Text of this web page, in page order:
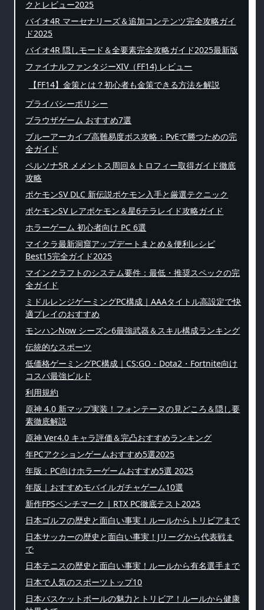
クとレビュー2025
バイオ4R マーセナリーズ＆追加コンテンツ完全攻略ガイ
ド2025
バイオ4R 隠しモード＆全要素完全攻略ガイド2025最新版
ファイナルファンタジーXIV（FF14) レビュー
【FF14】金策とは？初心者も金策できる方法を解説
プライバシーポリシー
ブラウザゲーム おすすめ7選
ブルーアーカイブ高難易度ボス攻略：PvEで勝つための完
全ガイド
ペルソナ5R メメントス周回＆トロフィー取得ガイド徹底
攻略
ポケモンSV DLC 新伝説ポケモン入手と厳選テクニック
ポケモンSV レアポケモン＆星6テラレイド攻略ガイド
ホラーゲーム 初心者向け PC 6選
マイクラ最新洞窟アップデートまとめ＆便利レシピ
Best15完全ガイド2025
マインクラフトのシステム要件：最低・推奨スペックの完
全ガイド
ミドルレンジゲーミングPC構成｜AAAタイトル高設定で快
適プレイのおすすめ
モンハンNow シーズン6最強武器＆スキル構成ランキング
伝統的なスポーツ
低価格ゲーミングPC構成｜CS:GO・Dota2・Fortnite向け
コスパ最強ビルド
利用規約
原神 4.0 新マップ実装！フォンテーヌの見どころ＆隠し要
素徹底解説
原神 Ver4.0 キャラ評価＆完凸おすすめランキング
年PCアクションゲームおすすめ5選2025
年版：PC向けホラーゲームおすすめ5選 2025
年版｜おすすめモバイルガチャゲーム10選
新作FPSベンチマーク｜RTX PC徹底テスト2025
日本ゴルフの歴史と面白い事実！ルールからトリビアまで
日本サッカーの歴史と面白い事実！Jリーグから代表戦ま
で
日本テニスの歴史と面白い事実！ルールから有名選手まで
日本で人気のスポーツトップ10
日本バスケットボールの魅力とトリビア！ルールから健康